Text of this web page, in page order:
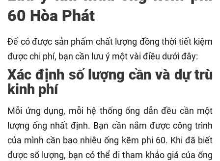
60 Hòa Phát
Để có được sản phẩm chất lượng đồng thời tiết kiệm
được chi phí, bạn cần lưu ý một vài điều dưới đây:
Xác định số lượng cần và dự trù
kinh phí
Mỗi ứng dụng, mỗi hệ thống ống dẫn đều cần một
lượng ống nhất định. Bạn cần nắm được công trình
của mình cần bao nhiêu ống kẽm phi 60. Khi đã biết
được số lượng, bạn có thể đi tham khảo giá của ống